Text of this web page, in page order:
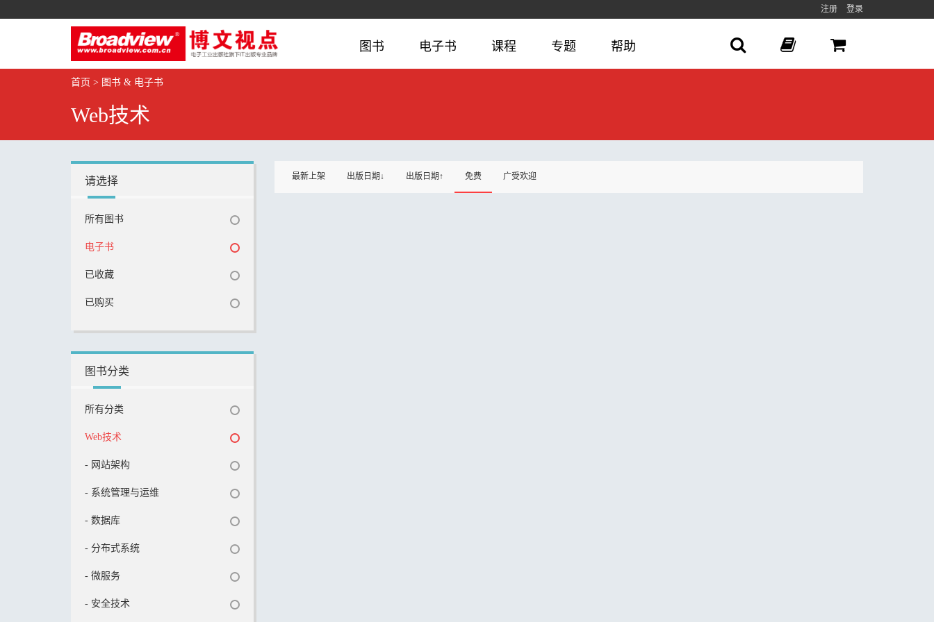
注册 登录
图书 电子书 课程 专题 帮助
首页 > 图书 & 电子书
Web技术
请选择
所有图书
电子书
已收藏
已购买
图书分类
所有分类
Web技术
- 网站架构
- 系统管理与运维
- 数据库
- 分布式系统
- 微服务
- 安全技术
最新上架 出版日期↓ 出版日期↑ 免费 广受欢迎